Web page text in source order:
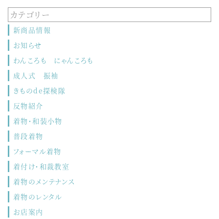
カテゴリー
新商品情報
お知らせ
わんころも にゃんころも
成人式 振袖
きものde探検隊
反物紹介
着物・和装小物
普段着物
フォーマル着物
着付け・和裁教室
着物のメンテナンス
着物のレンタル
お店案内